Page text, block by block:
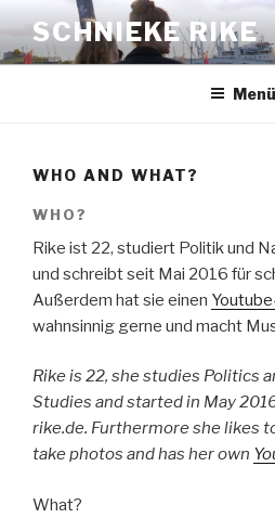
Inhalt
springen
SCHNIEKE RIKE
Menü
WHO AND WHAT?
WHO?
Rike ist 22, studiert Politik und
und schreibt seit Mai 2016 für
Außerdem hat sie einen
wahnsinnig gerne und macht
Rike is 22, she studies Politics
Studies and started in May
rike.de. Furthermore she likes
take photos and has her own
What?